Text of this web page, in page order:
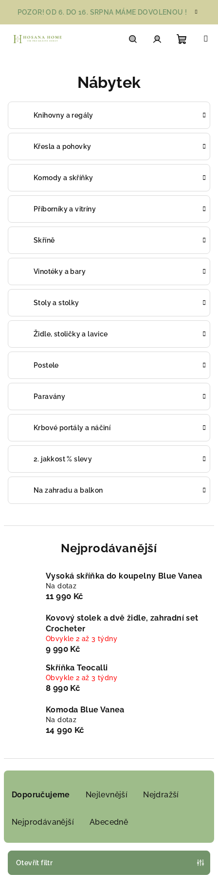
obsah
POZOR! OD 6. DO 16. SRPNA MÁME DOVOLENOU !
Nábytek
Knihovny a regály
Křesla a pohovky
Komody a skříňky
Příborníky a vitríny
Skříně
Vinotéky a bary
Stoly a stolky
Židle, stoličky a lavice
Postele
Paravány
Krbové portály a náčiní
2. jakkost % slevy
Na zahradu a balkon
Nejprodávanější
Vysoká skříňka do koupelny Blue Vanea
Na dotaz
11 990 Kč
Kovový stolek a dvě židle, zahradní set
Crocheter
Obvykle 2 až 3 týdny
9 990 Kč
Skříňka Teocalli
Obvykle 2 až 3 týdny
8 990 Kč
Komoda Blue Vanea
Na dotaz
14 990 Kč
Doporučujeme Nejlevnější Nejdražší
Nejprodávanější Abecedně
Otevřít filtr